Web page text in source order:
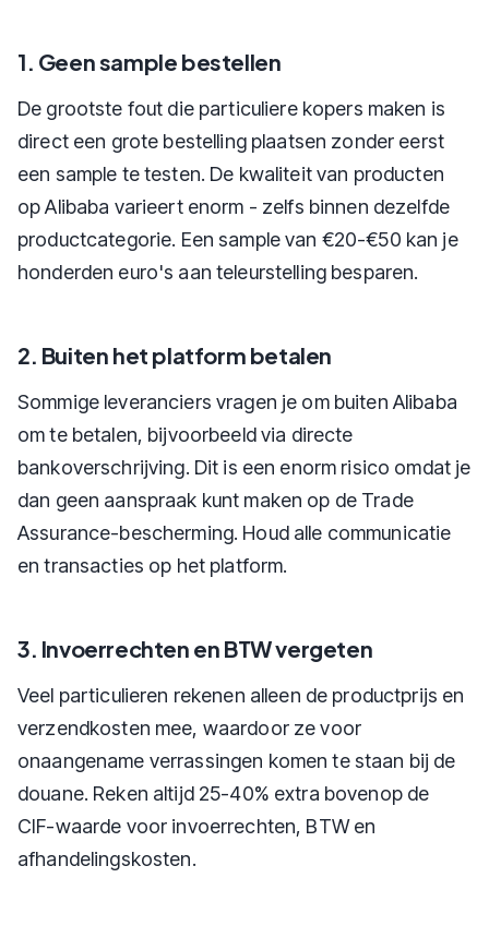
1. Geen sample bestellen
De grootste fout die particuliere kopers maken is
direct een grote bestelling plaatsen zonder eerst
een sample te testen. De kwaliteit van producten
op Alibaba varieert enorm - zelfs binnen dezelfde
productcategorie. Een sample van €20-€50 kan je
honderden euro's aan teleurstelling besparen.
2. Buiten het platform betalen
Sommige leveranciers vragen je om buiten Alibaba
om te betalen, bijvoorbeeld via directe
bankoverschrijving. Dit is een enorm risico omdat je
dan geen aanspraak kunt maken op de Trade
Assurance-bescherming. Houd alle communicatie
en transacties op het platform.
3. Invoerrechten en BTW vergeten
Veel particulieren rekenen alleen de productprijs en
verzendkosten mee, waardoor ze voor
onaangename verrassingen komen te staan bij de
douane. Reken altijd 25-40% extra bovenop de
CIF-waarde voor invoerrechten, BTW en
afhandelingskosten.